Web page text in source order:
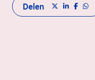
Delen